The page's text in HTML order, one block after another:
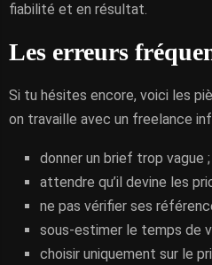
fiabilité et en résultat.
Les erreurs
Si tu hésites encore, voici les
on travaille avec un freelance
donner un brief trop vague ;
attendre qu’il devine les
ne pas vérifier ses
sous-estimer le temps de
choisir uniquement sur le